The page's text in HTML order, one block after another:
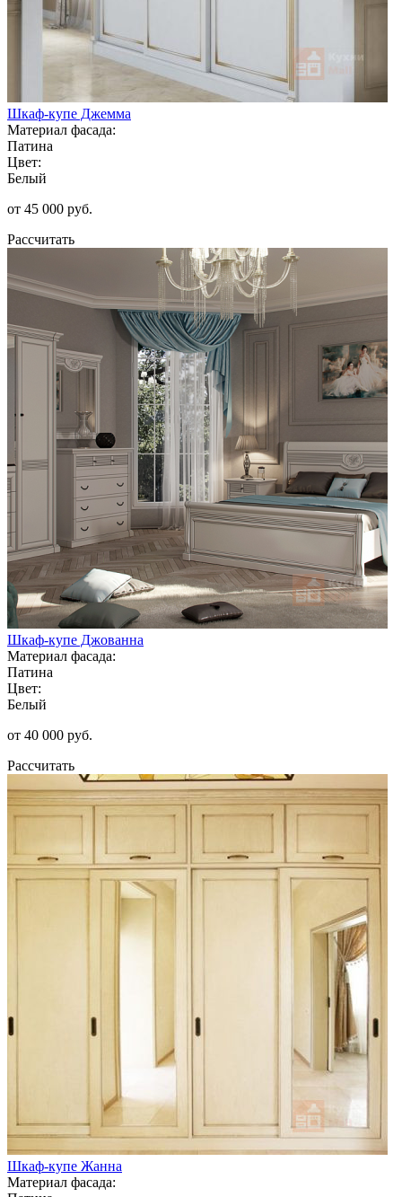
Шкаф-купе Джемма
Материал фасада:
Патина
Цвет:
Белый
от 45 000 руб.
Рассчитать
Шкаф-купе Джованна
Материал фасада:
Патина
Цвет:
Белый
от 40 000 руб.
Рассчитать
Шкаф-купе Жанна
Материал фасада: